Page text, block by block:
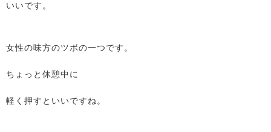
いいです。
女性の味方のツボの一つです。
ちょっと休憩中に
軽く押すといいですね。